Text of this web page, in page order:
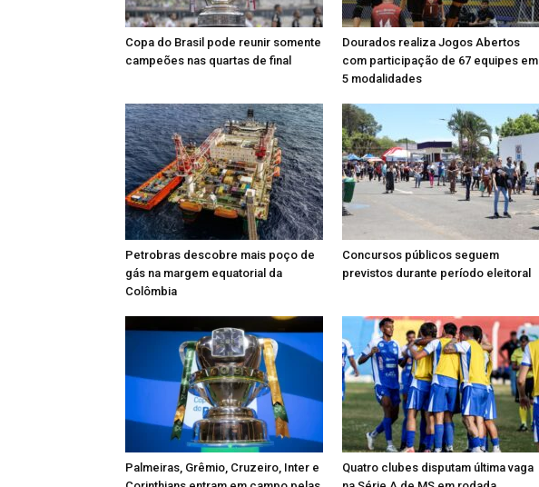
Copa do Brasil pode reunir somente
campeões nas quartas de final
Dourados realiza Jogos Abertos
com participação de 67 equipes em
5 modalidades
Petrobras descobre mais poço de
gás na margem equatorial da
Colômbia
Concursos públicos seguem
previstos durante período eleitoral
Palmeiras, Grêmio, Cruzeiro, Inter e
Quatro clubes disputam última vaga